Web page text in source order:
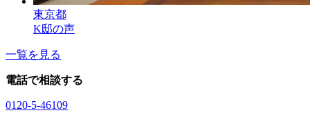
東京都
K邸の声
一覧を見る
電話で相談する
0120-5-46109